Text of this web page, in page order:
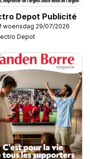
Depot Publicité
woensdag 29/07/2026
Depot